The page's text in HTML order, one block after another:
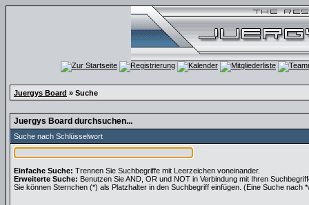
Juergys Board » Suche
Juergys Board durchsuchen...
Suche nach Schlüsselwort
Einfache Suche: Trennen Sie Suchbegriffe mit Leerzeichen voneinander.
Erweiterte Suche: Benutzen Sie AND, OR und NOT in Verbindung mit Ihren
Sie können Sternchen (*) als Platzhalter in den Suchbegriff einfügen. (Eine Suche nach